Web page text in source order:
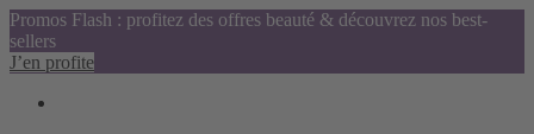
Promos Flash : profitez des offres beauté & découvrez nos best-
sellers
J’en profite